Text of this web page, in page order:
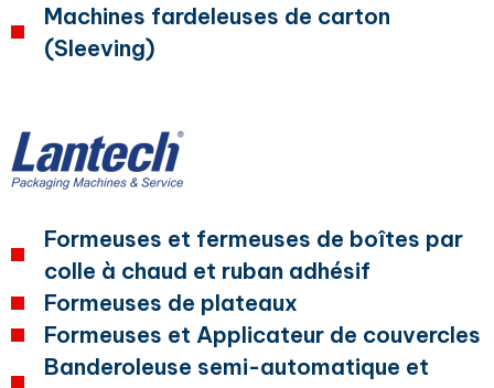
Machines fardeleuses de carton
(Sleeving)
Formeuses et fermeuses de boîtes par
colle à chaud et ruban adhésif
Formeuses de plateaux
Formeuses et Applicateur de couvercles
Banderoleuse semi-automatique et